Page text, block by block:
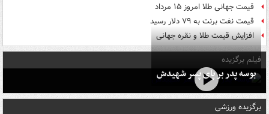
قیمت جهانی طلا امروز ۱۵ مرداد
قیمت نفت برنت به ۷۹ دلار رسید
افزایش قیمت طلا و نقره جهانی
فیلم برگزیده
بوسه‌ پدر بر پای پسر شهیدش
برگزیده ورزشی